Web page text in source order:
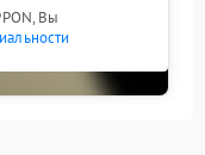
Вы